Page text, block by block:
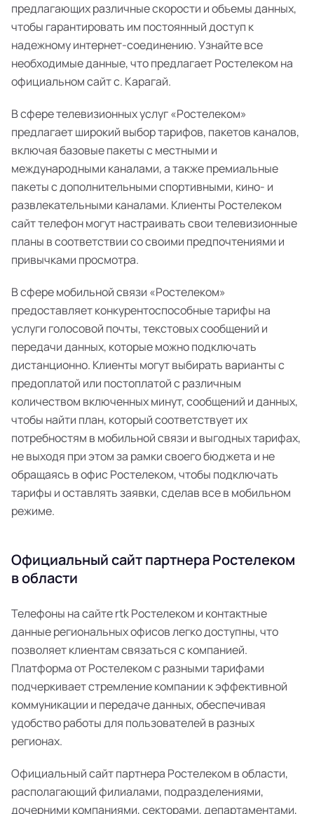
предлагающих различные скорости и объемы данных,
чтобы гарантировать им постоянный доступ к
надежному интернет-соединению. Узнайте все
необходимые данные, что предлагает Ростелеком на
официальном сайт с. Карагай.
В сфере телевизионных услуг «Ростелеком»
предлагает широкий выбор тарифов, пакетов каналов,
включая базовые пакеты с местными и
международными каналами, а также премиальные
пакеты с дополнительными спортивными, кино- и
развлекательными каналами. Клиенты Ростелеком
сайт телефон могут настраивать свои телевизионные
планы в соответствии со своими предпочтениями и
привычками просмотра.
В сфере мобильной связи «Ростелеком»
предоставляет конкурентоспособные тарифы на
услуги голосовой почты, текстовых сообщений и
передачи данных, которые можно подключать
дистанционно. Клиенты могут выбирать варианты с
предоплатой или постоплатой с различным
количеством включенных минут, сообщений и данных,
чтобы найти план, который соответствует их
потребностям в мобильной связи и выгодных тарифах,
не выходя при этом за рамки своего бюджета и не
обращаясь в офис Ростелеком, чтобы подключать
тарифы и оставлять заявки, сделав все в мобильном
режиме.
Официальный сайт партнера Ростелеком
в области
Телефоны на сайте rtk Ростелеком и контактные
данные региональных офисов легко доступны, что
позволяет клиентам связаться с компанией.
Платформа от Ростелеком с разными тарифами
подчеркивает стремление компании к эффективной
коммуникации и передаче данных, обеспечивая
удобство работы для пользователей в разных
регионах.
Официальный сайт партнера Ростелеком в области,
располагающий филиалами, подразделениями,
дочерними компаниями, секторами, департаментами,